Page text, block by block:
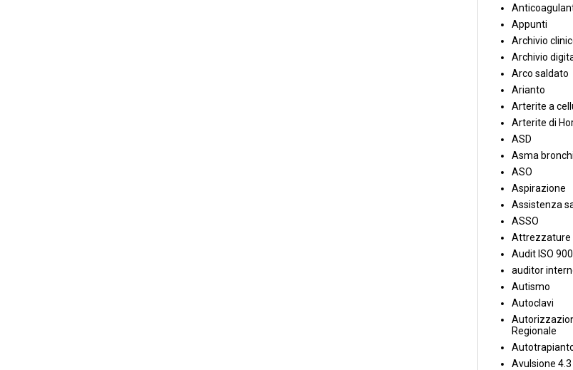
Appunti
Archivio
Archivio
Arco saldato
Arianto
Arterite a
Arterite di
ASD
Asma
ASO
Aspirazione
Assistenza
ASSO
Attrezzature
Audit ISO
auditor
Autismo
Autoclavi
Regionale
Avulsione 4.3